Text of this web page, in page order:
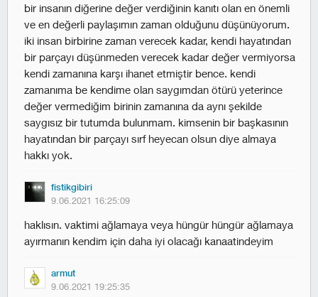
bir insanın diğerine değer verdiğinin kanıtı olan en önemli
ve en değerli paylaşımın zaman olduğunu düşünüyorum.
i̇ki insan birbirine zaman verecek kadar, kendi hayatından
bir parçayı düşünmeden verecek kadar değer vermiyorsa
kendi zamanına karşı ihanet etmiştir bence. kendi
zamanıma be kendime olan saygımdan ötürü yeterince
değer vermediğim birinin zamanına da aynı şekilde
saygısız bir tutumda bulunmam. kimsenin bir başkasının
hayatından bir parçayı sırf heyecan olsun diye almaya
hakkı yok.
fistikgibiri
9.06.2021 16:25:09
haklısın. vaktimi ağlamaya veya hüngür hüngür ağlamaya
ayırmanın kendim için daha iyi olacağı kanaatindeyim
armut
9.06.2021 19:25:35